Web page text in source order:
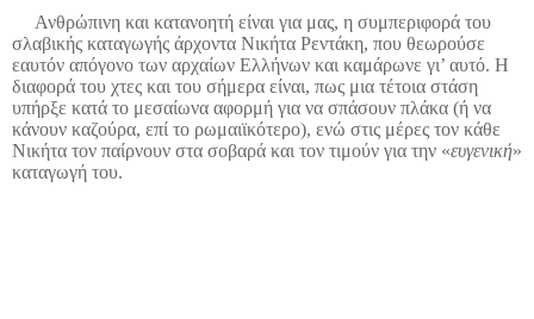
Ανθρώπινη και κατανοητή είναι για μας, η συμπεριφορά του
σλαβικής καταγωγής άρχοντα Νικήτα Ρεντάκη, που θεωρούσε
εαυτόν απόγονο των αρχαίων Ελλήνων και καμάρωνε γι’ αυτό. Η
διαφορά του χτες και του σήμερα είναι, πως μια τέτοια στάση
υπήρξε κατά το μεσαίωνα αφορμή για να σπάσουν πλάκα (ή να
κάνουν καζούρα, επί το ρωμαιϊκότερο), ενώ στις μέρες τον κάθε
Νικήτα τον παίρνουν στα σοβαρά και τον τιμούν για την «ευγενική»
καταγωγή του.